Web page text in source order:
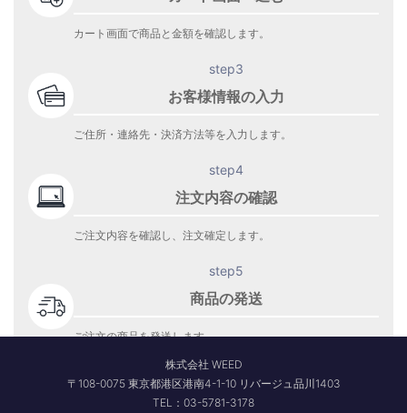
カート画面で商品と金額を確認します。
step3
お客様情報の入力
ご住所・連絡先・決済方法等を入力します。
step4
注文内容の確認
ご注文内容を確認し、注文確定します。
step5
商品の発送
ご注文の商品を発送します。
株式会社 WEED
〒108-0075 東京都港区港南4-1-10 リバージュ品川1403
TEL：03-5781-3178